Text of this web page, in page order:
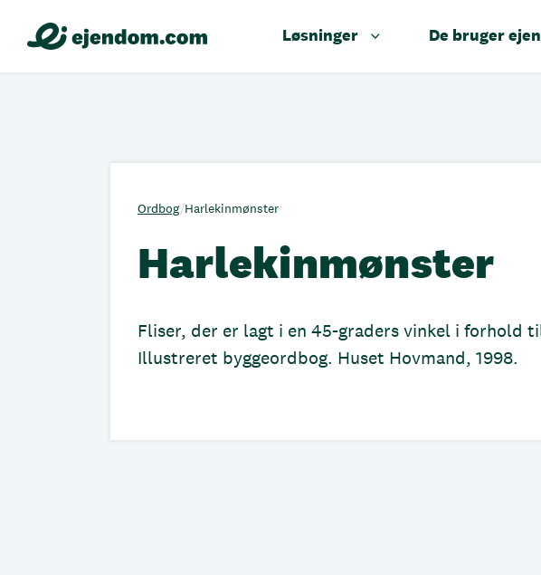
Løsninger De bruger
Ordbog/Harlekinmønster
Harlekinmønster
Fliser, der er lagt i en 45-graders vinkel i forhold
Illustreret byggeordbog. Huset Hovmand, 1998.